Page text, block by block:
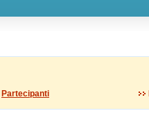
Partecipanti